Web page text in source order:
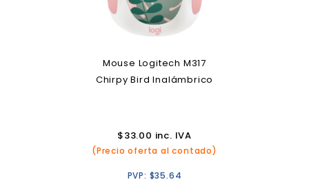
Mouse Logitech M317
Chirpy Bird Inalámbrico
$33.00 inc. IVA
(Precio oferta al contado)
PVP: $35.64